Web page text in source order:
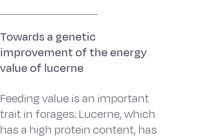
Towards a genetic
improvement of the energy
value of lucerne
Feeding value is an important
trait in forages. Lucerne, which
has a high protein content, has